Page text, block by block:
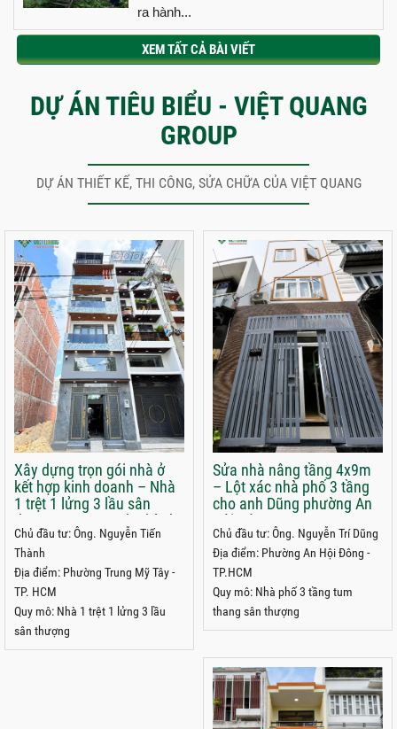
ra hành...
XEM TẤT CẢ BÀI VIẾT
DỰ ÁN TIÊU BIỂU - VIỆT QUANG
GROUP
DỰ ÁN THIẾT KẾ, THI CÔNG, SỬA CHỮA CỦA VIỆT QUANG
Xây dựng trọn gói nhà ở
kết hợp kinh doanh – Nhà
1 trệt 1 lửng 3 lầu sân
thượng 5x22m anh Thành
phường Trung Mỹ Tây
Chủ đầu tư: Ông. Nguyễn Tiến
Thành
Địa điểm: Phường Trung Mỹ Tây -
TP. HCM
Quy mô: Nhà 1 trệt 1 lửng 3 lầu
sân thượng
Sửa nhà nâng tầng 4x9m
– Lột xác nhà phố 3 tầng
cho anh Dũng phường An
Hội Đông
Chủ đầu tư: Ông. Nguyễn Trí Dũng
Địa điểm: Phường An Hội Đông -
TP.HCM
Quy mô: Nhà phố 3 tầng tum
thang sân thượng